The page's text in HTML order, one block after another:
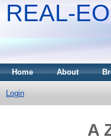
REAL-
Home About
Login
A